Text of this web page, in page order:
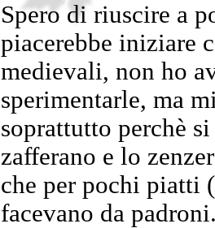
Spero di riuscire a
piacerebbe iniziare
medievali, non ho
sperimentarle, ma
soprattutto perchè
zafferano e lo
che per pochi piatti
facevano da